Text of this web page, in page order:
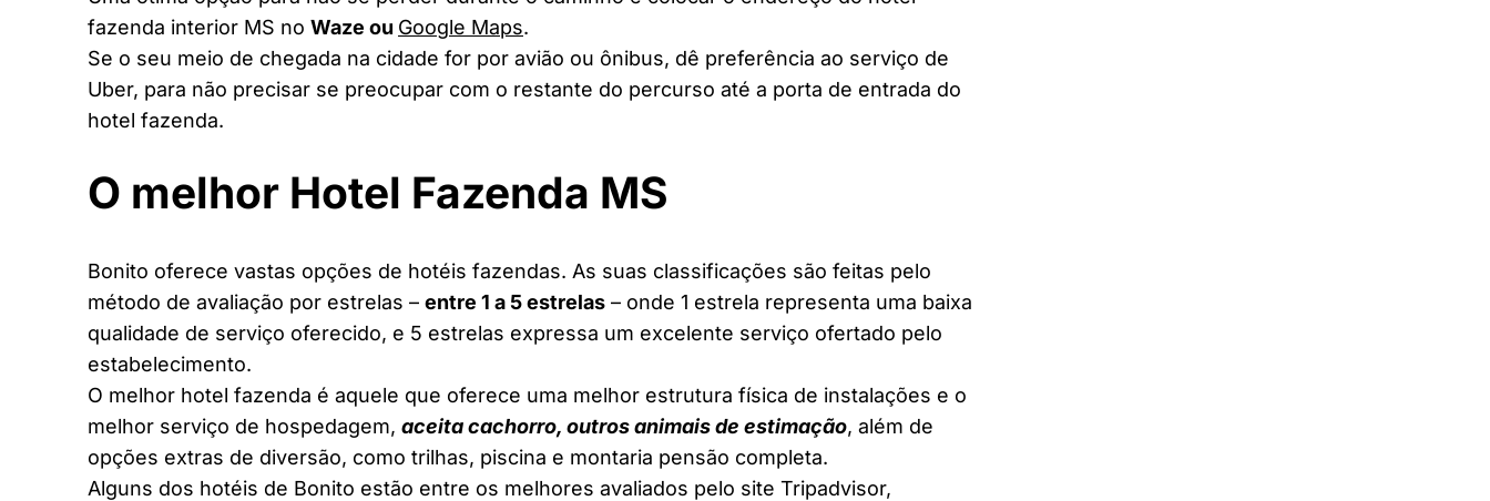
fazenda interior MS no Waze ou Google Maps.
Se o seu meio de chegada na cidade for por avião ou ônibus, dê preferência ao serviço de
Uber, para não precisar se preocupar com o restante do percurso até a porta de entrada do
hotel fazenda.
O melhor Hotel Fazenda MS
Bonito oferece vastas opções de hotéis fazendas. As suas classificações são feitas pelo
método de avaliação por estrelas – entre 1 a 5 estrelas – onde 1 estrela representa uma baixa
qualidade de serviço oferecido, e 5 estrelas expressa um excelente serviço ofertado pelo
estabelecimento.
O melhor hotel fazenda é aquele que oferece uma melhor estrutura física de instalações e o
melhor serviço de hospedagem, aceita cachorro, outros animais de estimação, além de
opções extras de diversão, como trilhas, piscina e montaria pensão completa.
Alguns dos hotéis de Bonito estão entre os melhores avaliados pelo site Tripadvisor,